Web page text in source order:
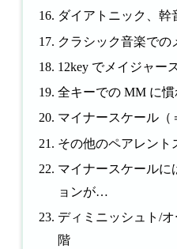
ダイアトニック、幹
クラシック音楽での
12key でメイジャー
全キーでの MM に
マイナースケール（
その他のペアレント
マイナースケールに
ョンが…
ディミニッシュト/
階